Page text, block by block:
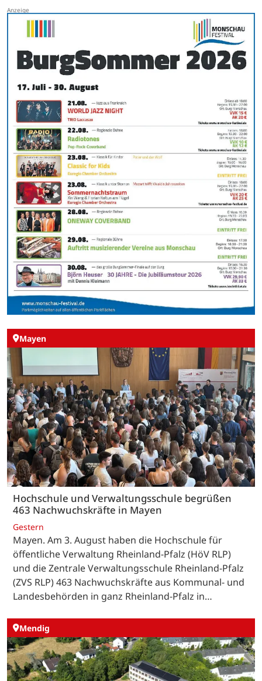
Mayen
Hochschule und Verwaltungsschule begrüßen
463 Nachwuchskräfte in Mayen
Gestern
Mayen. Am 3. August haben die Hochschule für
öffentliche Verwaltung Rheinland-Pfalz (HöV RLP)
und die Zentrale Verwaltungsschule Rheinland-Pfalz
(ZVS RLP) 463 Nachwuchskräfte aus Kommunal- und
Landesbehörden in ganz Rheinland-Pfalz in…
Mendig